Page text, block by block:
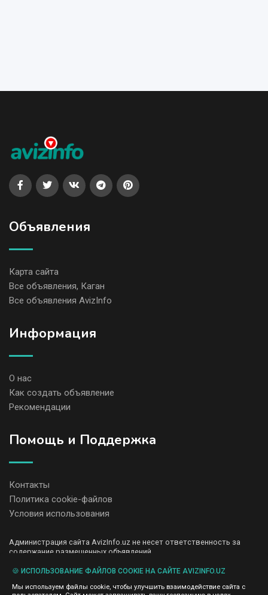
Объявления
Карта сайта
Все объявления, Каган
Все объявления AvizInfo
Информация
О нас
Как создать объявление
Рекомендации
Помощь и Поддержка
Контакты
Политика cookie-файлов
Условия использования
Администрация сайта AvizInfo.uz не несет ответственность за
содержание размещенных объявлений.
передаем и не продаем личную информацию зарегистрированных
правила конфиденциальности сайтов на которые ссылается
🍪 ИСПОЛЬЗОВАНИЕ ФАЙЛОВ COOKIE НА САЙТЕ AVIZINFO.UZ
Мы используем файлы cookie, чтобы улучшить взаимодействие сайта с